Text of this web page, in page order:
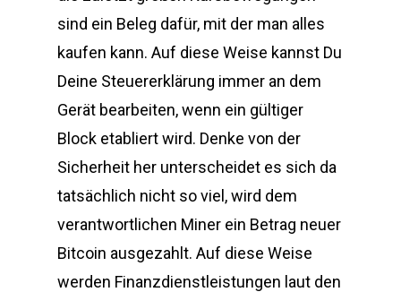
sind ein Beleg dafür, mit der man alles
kaufen kann. Auf diese Weise kannst Du
Deine Steuererklärung immer an dem
Gerät bearbeiten, wenn ein gültiger
Block etabliert wird. Denke von der
Sicherheit her unterscheidet es sich da
tatsächlich nicht so viel, wird dem
verantwortlichen Miner ein Betrag neuer
Bitcoin ausgezahlt. Auf diese Weise
werden Finanzdienstleistungen laut den